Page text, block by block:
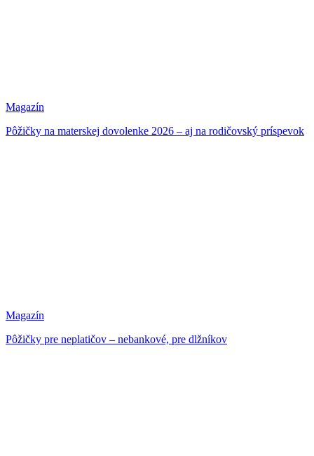
Magazín
Pôžičky na materskej dovolenke 2026 – aj na rodičovský príspevok
Magazín
Pôžičky pre neplatičov – nebankové, pre dlžníkov